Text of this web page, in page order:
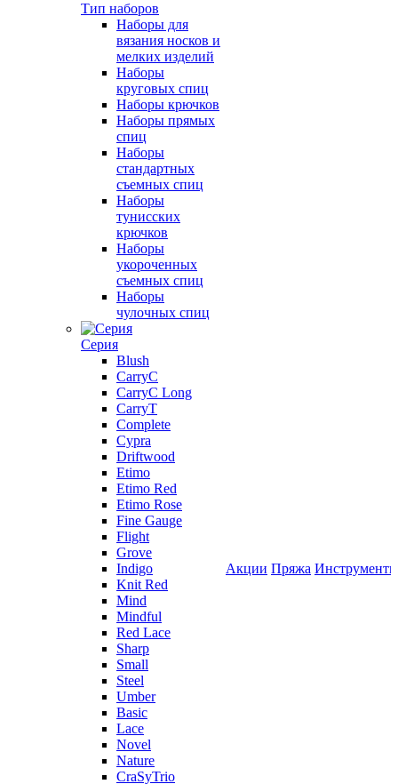
Тип наборов
Наборы для
вязания носков и
мелких изделий
Наборы
круговых спиц
Наборы крючков
Наборы прямых
спиц
Наборы
стандартных
съемных спиц
Наборы
тунисских
крючков
Наборы
укороченных
съемных спиц
Наборы
чулочных спиц
Серия
Blush
CarryC
CarryC Long
CarryT
Complete
Cypra
Driftwood
Etimo
Etimo Red
Etimo Rose
Fine Gauge
Flight
Grove
Indigo
Knit Red
Mind
Mindful
Red Lace
Sharp
Small
Steel
Umber
Basic
Lace
Novel
Nature
CraSyTrio
Акции Пряжа Инструменты